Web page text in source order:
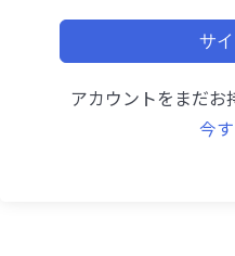
サ
アカウントをまだお
今